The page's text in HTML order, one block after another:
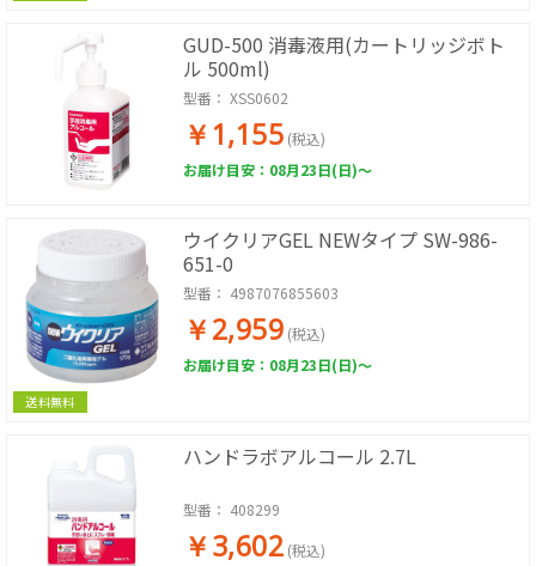
GUD-500 消毒液用(カートリッジボト
ル 500ml)
型番： XSS0602
￥1,155 (税込)
お届け目安：08月23日(日)～
送料無料
ウイクリアGEL NEWタイプ SW-986-
651-0
型番： 4987076855603
￥2,959 (税込)
お届け目安：08月23日(日)～
ハンドラボアルコール 2.7L
型番： 408299
￥3,602 (税込)